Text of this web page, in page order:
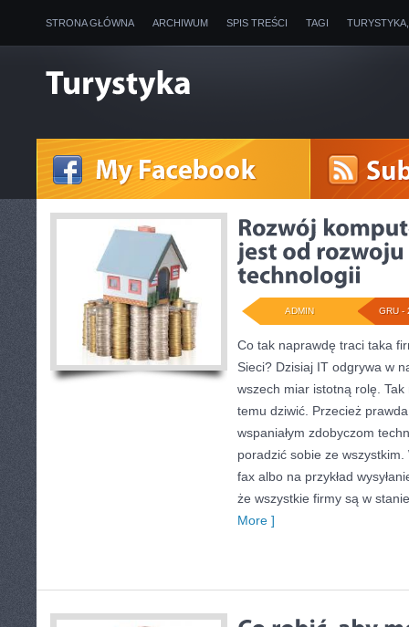
STRONA GŁÓWNA ARCHIWUM SPIS TREŚCI TAGI
GRU -
ADMIN
Co tak naprawdę traci taka
Sieci? Dzisiaj IT odgrywa w
wszech miar istotną rolę.
temu dziwić. Przecież
wspaniałym zdobyczom
poradzić sobie ze
fax albo na przykład
że wszystkie firmy są w
More ]